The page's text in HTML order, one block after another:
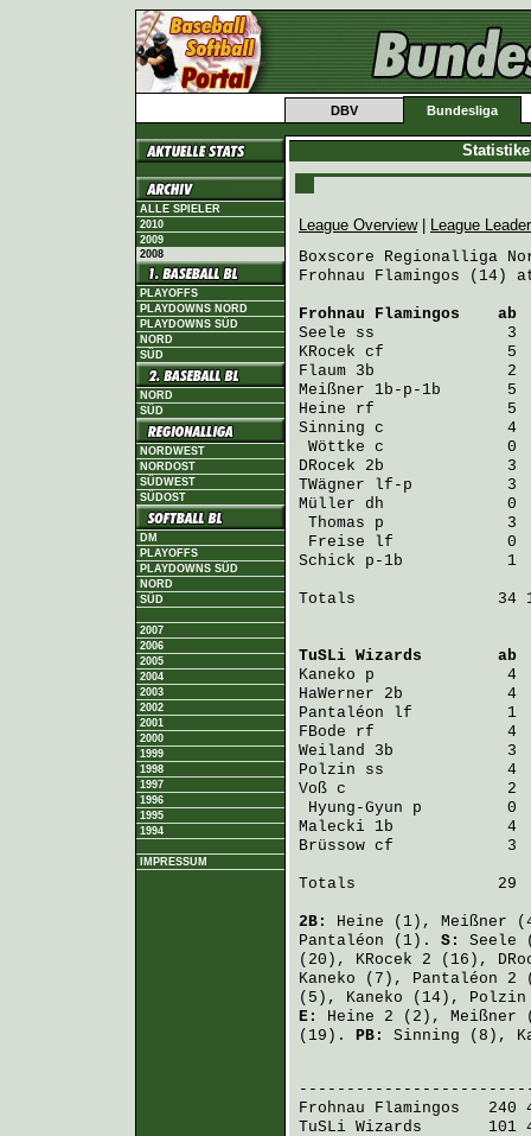
DBV Bundesliga
ALLE SPIELER
2010
2009
2008
PLAYOFFS
PLAYDOWNS NORD
PLAYDOWNS SÜD
NORD
SÜD
NORD
SÜD
NORDWEST
NORDOST
SÜDWEST
SÜDOST
DM
PLAYOFFS
PLAYDOWNS SÜD
NORD
SÜD
2007
2006
2005
2004
2003
2002
2001
2000
1999
1998
1997
1996
1995
1994
IMPRESSUM
League Overview|
League
Boxscore Regionalliga
Frohnau Flamingos (14)
Frohnau Flamingos
ab
Seele ss              3  3
KRocek cf             5
Flaum 3b              2
Meißner 1b-p-1b       5
Heine rf              5  1
Sinning c             4
Wöttke c             0
DRocek 2b             3
TWägner lf-p          3
Müller dh             0
Thomas p             3
Freise lf            0  0
Schick p-1b           1
Totals               34
TuSLi Wizards
ab
Kaneko p              4
HaWerner 2b           4
Pantaléon lf          1  1
FBode rf              4  0
Weiland 3b            3
Polzin ss             4
Voß c                 2  1
Hyung-Gyun p         0
Malecki 1b            4
Brüssow cf            3
Totals               29
2B: Heine (1), Meißner
Pantaléon (1). S: Seele
(20), KRocek 2 (16),
Kaneko (7), Pantaléon 2
(5), Kaneko (14), Polzin
E: Heine 2 (2), Meißner
(19). PB: Sinning (8),
Frohnau Flamingos
240
TuSLi Wizards
101